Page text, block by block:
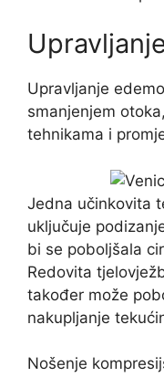
Upravljanje
smanjenjem
tehnikama i
Jedna učinkovita
uključuje
bi se poboljšala
Redovita
također može
nakupljanje
Nošenje